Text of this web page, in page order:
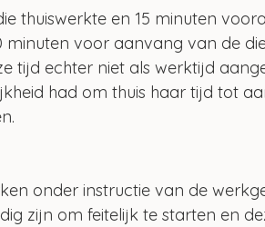
thuiswerkte en 15 minuten
minuten voor aanvang van de
tijd echter niet als werktijd
had om thuis haar tijd tot
onder instructie van de
zijn om feitelijk te starten en